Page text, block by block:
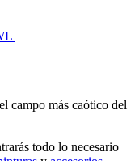
campo más caótico del
todo lo necesario